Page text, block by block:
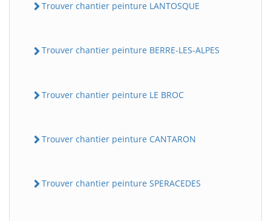
Trouver chantier peinture LANTOSQUE
Trouver chantier peinture BERRE-LES-ALPES
Trouver chantier peinture LE BROC
Trouver chantier peinture CANTARON
Trouver chantier peinture SPERACEDES